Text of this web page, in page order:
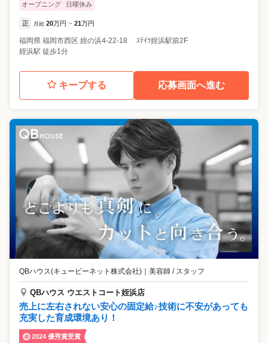
オープニング
日曜休み
正 月給 20万円 ~ 21万円
福岡県 福岡市西区 姪の浜4-22-18 ｽﾃｲﾂ姪浜駅前2F
姪浜駅 徒歩1分
キープする 応募画面へ進む
QBハウス(キュービーネット株式会社) ｜ 美容師 / スタッフ
QBハウス ウエストコート姪浜店
売上に左右されない安心の固定給♪技術に不安があっても
充実した育成環境あり！
2024 優秀賞受賞